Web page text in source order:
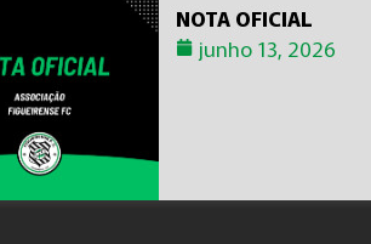
NOTA OFICIAL
junho 13, 2026